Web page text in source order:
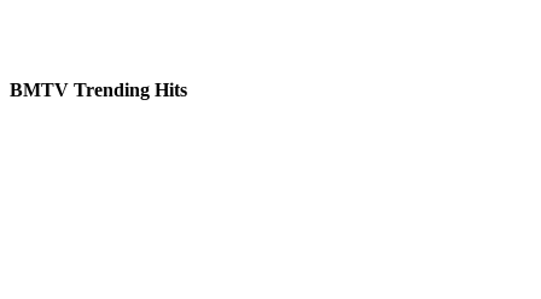
BMTV Trending Hits